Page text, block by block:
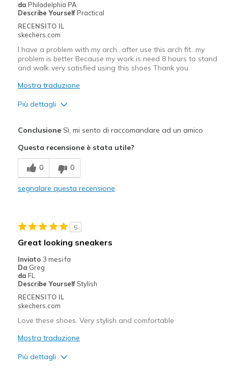
da Philadelphia PA
Describe Yourself Practical
RECENSITO IL
skechers.com
I have a problem with my arch...after use this arch fit...my
problem is better Because my work is need 8 hours to stand
and walk..very satisfied using this shoes Thank you
Mostra traduzione
Più dettagli
Breathe Well
Comfortable
Wear Out Quickly
Migliori Utilizzi:
Casual Wear
Work
Sizing
View On Shoes
ConclusioneSì, mi sento di raccomandare ad un amico
Questa recensione è stata utile?
0 0
segnalare questa recensione
5
Great looking sneakers
Inviato 3 mesi fa
Da Greg
da FL
Describe Yourself Stylish
RECENSITO IL
skechers.com
Love these shoes. Very stylish and comfortable
Mostra traduzione
Più dettagli